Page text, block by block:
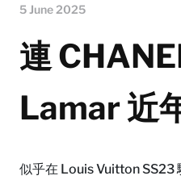
5 June 2025
連
Lamar 近
似乎在 Louis Vuitton SS23